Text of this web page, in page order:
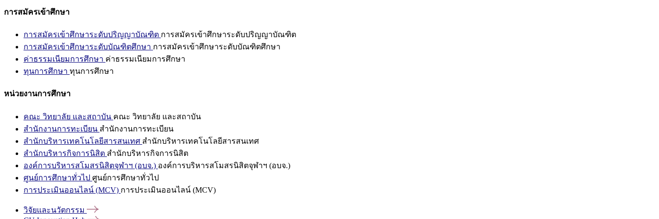
การสมัครเข้าศึกษา
การสมัครเข้าศึกษาระดับปริญญาบัณฑิต การสมัครเข้าศึกษาระดับปริญญาบัณฑิต
การสมัครเข้าศึกษาระดับบัณฑิตศึกษา การสมัครเข้าศึกษาระดับบัณฑิตศึกษา
ค่าธรรมเนียมการศึกษา ค่าธรรมเนียมการศึกษา
ทุนการศึกษา ทุนการศึกษา
หน่วยงานการศึกษา
คณะ วิทยาลัย และสถาบัน คณะ วิทยาลัย และสถาบัน
สำนักงานการทะเบียน สำนักงานการทะเบียน
สำนักบริหารเทคโนโลยีสารสนเทศ สำนักบริหารเทคโนโลยีสารสนเทศ
สำนักบริหารกิจการนิสิต สำนักบริหารกิจการนิสิต
องค์การบริหารสโมสรนิสิตจุฬาฯ (อบจ.) องค์การบริหารสโมสรนิสิตจุฬาฯ (อบจ.)
ศูนย์การศึกษาทั่วไป ศูนย์การศึกษาทั่วไป
การประเมินออนไลน์ (MCV) การประเมินออนไลน์ (MCV)
วิจัยและนวัตกรรม